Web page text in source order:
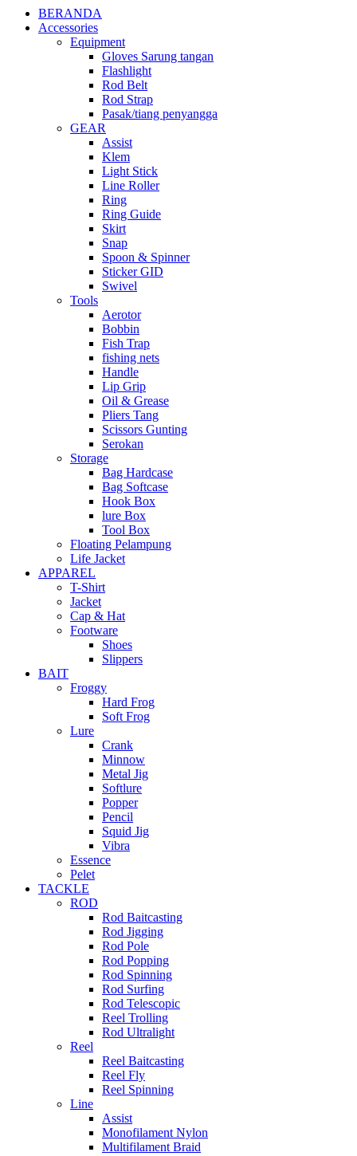
BERANDA
Accessories
Equipment
Gloves Sarung tangan
Flashlight
Rod Belt
Rod Strap
Pasak/tiang penyangga
GEAR
Assist
Klem
Light Stick
Line Roller
Ring
Ring Guide
Skirt
Snap
Spoon & Spinner
Sticker GID
Swivel
Tools
Aerotor
Bobbin
Fish Trap
fishing nets
Handle
Lip Grip
Oil & Grease
Pliers Tang
Scissors Gunting
Serokan
Storage
Bag Hardcase
Bag Softcase
Hook Box
lure Box
Tool Box
Floating Pelampung
Life Jacket
APPAREL
T-Shirt
Jacket
Cap & Hat
Footware
Shoes
Slippers
BAIT
Froggy
Hard Frog
Soft Frog
Lure
Crank
Minnow
Metal Jig
Softlure
Popper
Pencil
Squid Jig
Vibra
Essence
Pelet
TACKLE
ROD
Rod Baitcasting
Rod Jigging
Rod Pole
Rod Popping
Rod Spinning
Rod Surfing
Rod Telescopic
Reel Trolling
Rod Ultralight
Reel
Reel Baitcasting
Reel Fly
Reel Spinning
Line
Assist
Monofilament Nylon
Multifilament Braid